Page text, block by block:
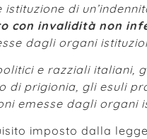
di
con invalidità non
dagli organi
e razziali italiani,
di prigionia, gli esuli
emesse dagli organi
imposto dalla